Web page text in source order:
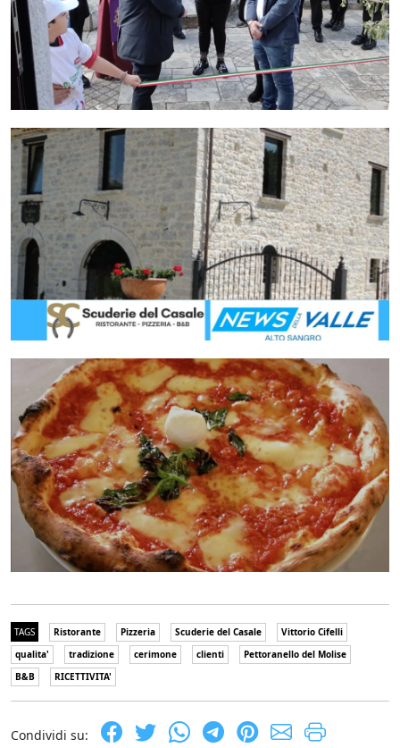
TAGS Ristorante Pizzeria Scuderie del Casale
Vittorio Cifelli
qualita'
tradizione cerimone clienti
Pettoranello del Molise
B&B
RICETTIVITA'
Condividi su: